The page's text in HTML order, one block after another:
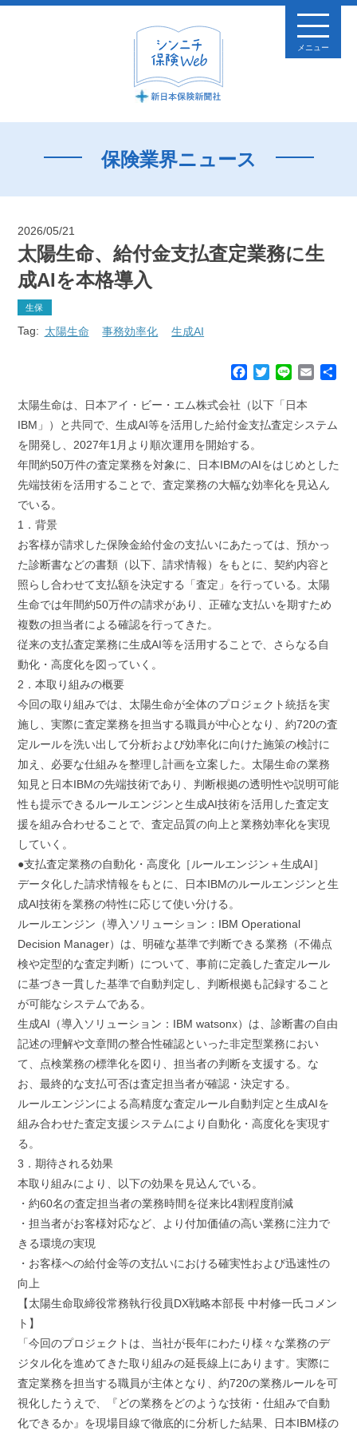
メニュー
保険業界ニュース
2026/05/21
太陽生命、給付金支払査定業務に生
成AIを本格導入
生保
Tag: 太陽生命 事務効率化 生成AI
c
e
o
o
k
T
i
t
r
n
e
E
太陽生命は、日本アイ・ビー・エム株式会社（以下「日本
IBM」）と共同で、生成AI等を活用した給付金支払査定システム
を開発し、2027年1月より順次運用を開始する。
年間約50万件の査定業務を対象に、日本IBMのAIをはじめとした
先端技術を活用することで、査定業務の大幅な効率化を見込ん
でいる。
1．背景
お客様が請求した保険金給付金の支払いにあたっては、預かっ
た診断書などの書類（以下、請求情報）をもとに、契約内容と
照らし合わせて支払額を決定する「査定」を行っている。太陽
生命では年間約50万件の請求があり、正確な支払いを期すため
複数の担当者による確認を行ってきた。
従来の支払査定業務に生成AI等を活用することで、さらなる自
動化・高度化を図っていく。
2．本取り組みの概要
今回の取り組みでは、太陽生命が全体のプロジェクト統括を実
施し、実際に査定業務を担当する職員が中心となり、約720の査
定ルールを洗い出して分析および効率化に向けた施策の検討に
加え、必要な仕組みを整理し計画を立案した。太陽生命の業務
知見と日本IBMの先端技術であり、判断根拠の透明性や説明可能
性も提示できるルールエンジンと生成AI技術を活用した査定支
援を組み合わせることで、査定品質の向上と業務効率化を実現
していく。
●支払査定業務の自動化・高度化［ルールエンジン＋生成AI］
データ化した請求情報をもとに、日本IBMのルールエンジンと生
成AI技術を業務の特性に応じて使い分ける。
ルールエンジン（導入ソリューション：IBM Operational
Decision Manager）は、明確な基準で判断できる業務（不備点
検や定型的な査定判断）について、事前に定義した査定ルール
に基づき一貫した基準で自動判定し、判断根拠も記録すること
が可能なシステムである。
生成AI（導入ソリューション：IBM watsonx）は、診断書の自由
記述の理解や文章間の整合性確認といった非定型業務におい
て、点検業務の標準化を図り、担当者の判断を支援する。な
お、最終的な支払可否は査定担当者が確認・決定する。
ルールエンジンによる高精度な査定ルール自動判定と生成AIを
組み合わせた査定支援システムにより自動化・高度化を実現す
る。
3．期待される効果
本取り組みにより、以下の効果を見込んでいる。
・約60名の査定担当者の業務時間を従来比4割程度削減
・担当者がお客様対応など、より付加価値の高い業務に注力で
きる環境の実現
・お客様への給付金等の支払いにおける確実性および迅速性の
向上
【太陽生命取締役常務執行役員DX戦略本部長 中村修一氏コメン
ト】
「今回のプロジェクトは、当社が長年にわたり様々な業務のデ
ジタル化を進めてきた取り組みの延長線上にあります。実際に
査定業務を担当する職員が主体となり、約720の業務ルールを可
視化したうえで、『どの業務をどのような技術・仕組みで自動
化できるか』を現場目線で徹底的に分析した結果、日本IBM様の